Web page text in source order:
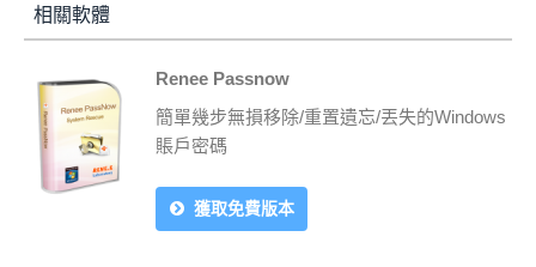
相關軟體
Renee Passnow
簡單幾步無損移除/重置遺忘/丟失的Windows
賬戶密碼
獲取免費版本